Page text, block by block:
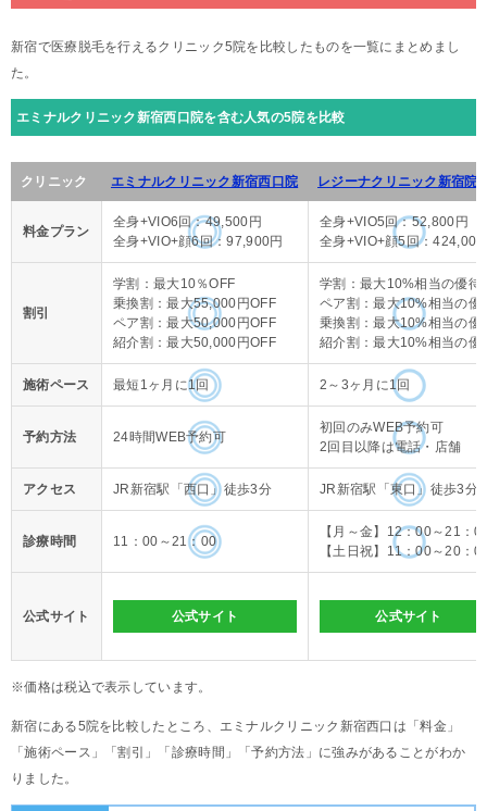
新宿で医療脱毛を行えるクリニック5院を比較したものを一覧にまとめまし
た。
エミナルクリニック新宿西口院を含む人気の5院を比較
クリニック エミナルクリニック新宿西口院 レジーナクリニック新宿院
料金プラン
全身+VIO6回：49,500円
全身+VIO+顔6回：97,900円
全身+VIO5回：52,800円
全身+VIO+顔5回：424,000
割引
学割：最大10％OFF
乗換割：最大55,000円OFF
ペア割：最大50,000円OFF
紹介割：最大50,000円OFF
学割：最大10%相当の優待
ペア割：最大10%相当の優
乗換割：最大10%相当の優
紹介割：最大10%相当の優
施術ペース 最短1ヶ月に1回 2～3ヶ月に1回
予約方法 24時間WEB予約可
初回のみWEB予約可
2回目以降は電話・店舗
アクセス JR新宿駅「西口」徒歩3分 JR新宿駅「東口」徒歩3分
診療時間 11：00～21：00
【月～金】12：00～21：
【土日祝】11：00～20：
公式サイト 公式サイト 公式サイト
※価格は税込で表示しています。
新宿にある5院を比較したところ、エミナルクリニック新宿西口は「料金」
「施術ペース」「割引」「診療時間」「予約方法」に強みがあることがわか
りました。